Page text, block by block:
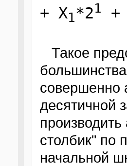
+ X1*21 +
Такое представление очень удобно для
совершенно
десятичной
столбик" по
начальной